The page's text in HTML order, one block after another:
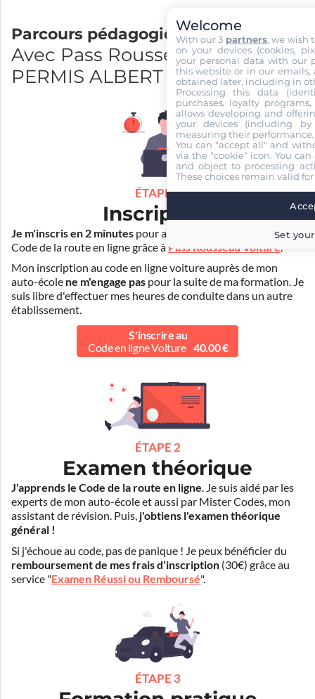
Parcours pédagogique
Avec Pass Rousseau et BIP BIP
PERMIS ALBERT
ÉTAPE 1
Inscription
Je m'inscris en 2 minutes pour accéder à ma formation au
Code de la route en ligne grâce à Pass Rousseau Voiture
Mon inscription au code en ligne voiture auprès de mon
auto-école ne m'engage pas pour la suite de ma formation. Je
suis libre d'effectuer mes heures de conduite dans un autre
établissement.
S'inscrire au
Code en ligne Voiture 40.00 €
ÉTAPE 2
Examen théorique
J'apprends le Code de la route en ligne. Je suis aidé par les
experts de mon auto-école et aussi par Mister Codes, mon
assistant de révision. Puis, j'obtiens l'examen théorique
général !
Si j'échoue au code, pas de panique ! Je peux bénéficier du
remboursement de mes frais d'inscription (30€) grâce au
service "Examen Réussi ou Remboursé".
ÉTAPE 3
Welcome
With our 3 partners, we wish
on your devices (cookies,
your personal data with our
this website or in our emails,
obtained later, including in
Processing this data
purchases, loyalty
allows developing and
your devices (including
measuring their
You can "accept all" and
via the "cookie" icon. You
and object to processing
These choices remain valid
Set